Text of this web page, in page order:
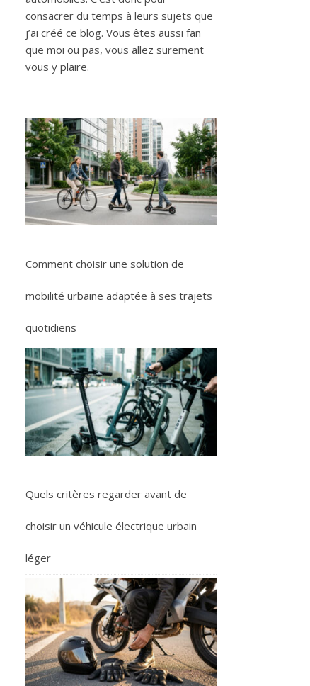
consacrer du temps à leurs sujets que
j’ai créé ce blog. Vous êtes aussi fan
que moi ou pas, vous allez surement
vous y plaire.
Comment choisir une solution de
mobilité urbaine adaptée à ses trajets
quotidiens
Quels critères regarder avant de
choisir un véhicule électrique urbain
léger